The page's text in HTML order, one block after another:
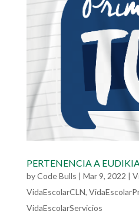
PERTENENCIA A
byCode Bulls | Mar 9, 2022 |
VidaEscolarCLN,
VidaEscolarServicios